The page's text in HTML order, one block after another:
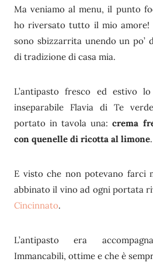
Ma veniamo al menu, il punto
ho riversato tutto il mio amore!
sono sbizzarrita unendo un po’
di tradizione di casa mia.
L’antipasto fresco ed estivo
inseparabile Flavia di Te
portato in tavola una:crema
con quenelle di ricotta al limone.
E visto che non potevano farci
abbinato il vino ad ogni portata
Cincinnato.
L’antipasto era
Immancabili, ottime e che è